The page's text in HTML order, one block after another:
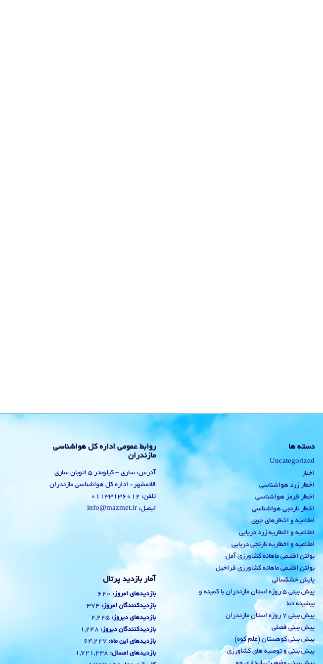
دسته ها
Uncategorized
اخبار
اخطار زرد هواشناسی
اخطار قرمز هواشناسی
اخطار نارنجی هواشناسی
اطلاعیه و اخطارهای جوی
اطلاعیه و اخطاریه زرد دریایی
اطلاعیه و اخطاریه نارنجی دریایی
بولتن اقلیمی ماهانه کشاورزی آمل
بولتن اقلیمی ماهانه کشاورزی قراخیل
پایش خشکسالی
پیش بینی 5 روزه استان مازندران با کمینه و
بیشینه دما
پیش بینی 7 روزه استان مازندران
پیش بینی فصلی
پیش بینی کوهستان (علم کوه)
پیش بینی و توصیه های کشاورزی
روابط عمومی اداره کل هواشناسی
مازندران
آدرس: ساری – کیلومتر 5 اتوبان ساری
قائمشهر- اداره کل هواشناسی مازندران
تلفن: 01133136012
ایمیل: info@mazmet.ir
آمار بازدید پرتال
بازدیدهای امروز: 620
بازدیدکنندگان امروز: 374
بازدیدهای دیروز: 2,225
بازدیدکنندگان دیروز: 1,248
بازدیدهای این ماه: 64,227
بازدیدهای امسال: 1,721,238